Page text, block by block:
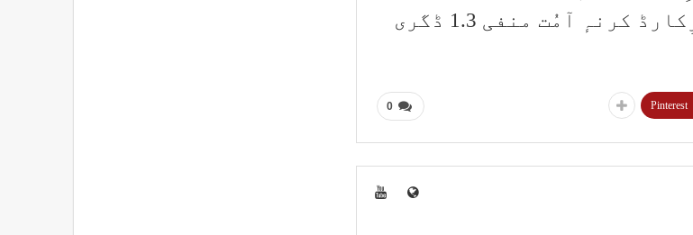
منفی 2.5 ڈگری سیلسیس تہٕ پٔتمہِ رٲژ منٛز رِکارڈ کرنہٕ آمُت منفی 1.3 ڈگری
0 Pinterest